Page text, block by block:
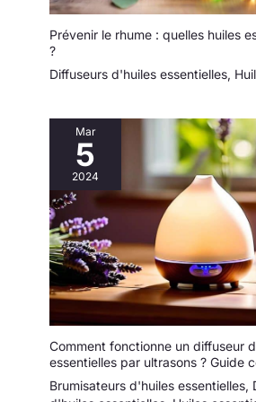
mini
les
dans
n’est
Prévenir le rhume : quelles huiles
?
Diffuseurs d'huiles essentielles,
Mar
5
2024
Comment fonctionne un diffuseur
essentielles par ultrasons ? Guide
Brumisateurs d'huiles essentielles,